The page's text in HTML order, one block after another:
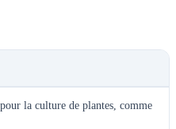
la culture de plantes, comme